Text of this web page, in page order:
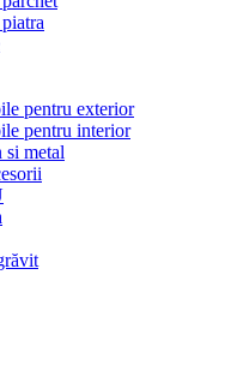
pentru exterior
pentru interior
si metal